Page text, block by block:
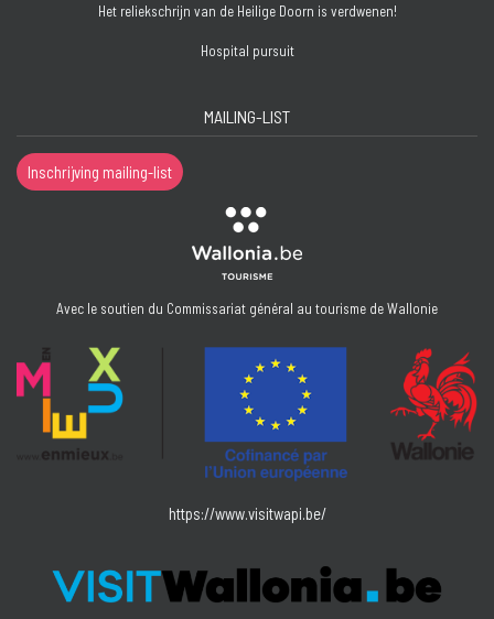
Het reliekschrijn van de Heilige Doorn is verdwenen!
Hospital pursuit
MAILING-LIST
Inschrijving mailing-list
Avec le soutien du Commissariat général au tourisme de Wallonie
https://www.visitwapi.be/